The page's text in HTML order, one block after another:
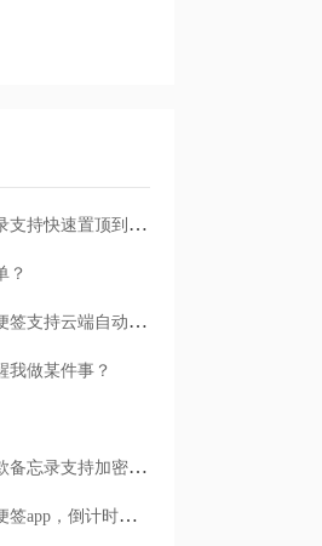
临时插进来的紧急任务，哪款备忘录支持快速置顶到清单首位？
？
安卓手机换机后数据会丢吗？哪款便签支持云端自动备份？
我做某件事？
日记和账号密码需要安全存放，哪款备忘录支持加密保护？
有没有支持农历提醒桌面小组件的便签app，倒计时一目了然